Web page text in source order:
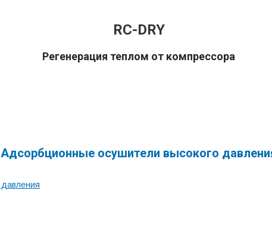
RС-DRY
Регенерация теплом от компрессора
Адсорбционные осушители высокого